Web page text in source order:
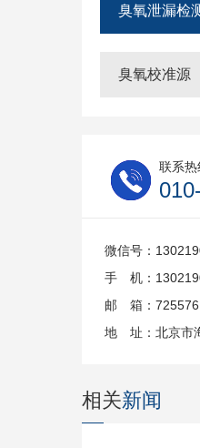
臭氧泄漏检
臭氧校准源
联系热
微信号：
手 机：
邮 箱：
地 址：北京市
相关新闻